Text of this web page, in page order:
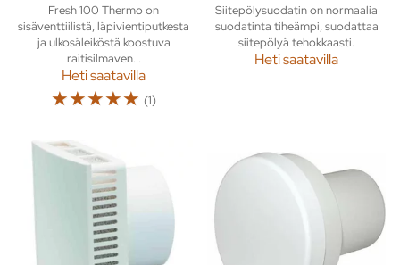
Fresh 100 Thermo on
sisäventtiilistä, läpivientiputkesta
ja ulkosäleiköstä koostuva
raitisilmaven...
Heti saatavilla
☆☆☆☆☆ (1)
Siitepölysuodatin on normaalia
suodatinta tiheämpi, suodattaa
siitepölyä tehokkaasti.
Heti saatavilla